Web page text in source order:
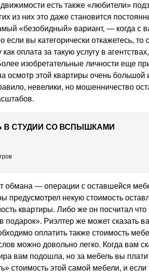
есть также «любители»
из них это даже становится
«безобидный» вариант, — когда с
если вы категорически откажетесь, то
оплата за такую услугу в
изобретательные личности еще
осмотр этой квартиры очень большой
невелики, но мошенничество
В СТУДИИ СО ВСПЫШКАМИ
обмана — операции с оставшейся
предусмотрел некую стоимость
квартиры. Либо же он посчитал
подарок». Риэлтер же может сказать
оплатить также стоимость
можно довольно легко. Когда вам
вам подошла, но за мебель вы
стоимость этой самой мебели, и если